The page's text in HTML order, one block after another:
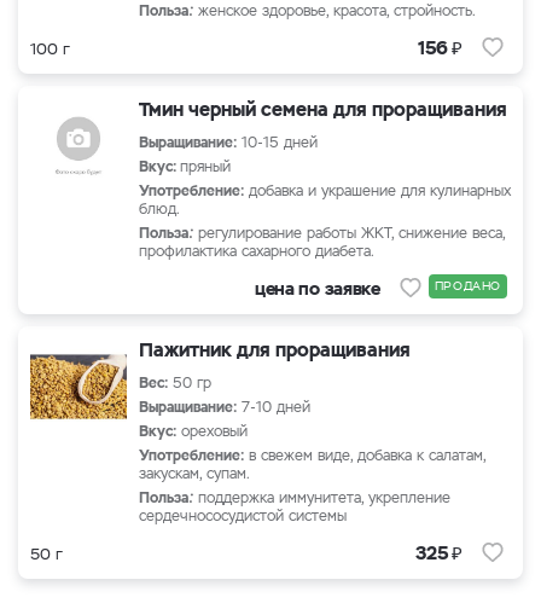
Польза: женское здоровье, красота, стройность.
100 г 156₽
Тмин черный семена для проращивания
Выращивание: 10-15 дней
Вкус:пряный
Употребление: добавка и украшение для кулинарных
блюд.
Польза: регулирование работы ЖКТ, снижение веса,
профилактика сахарного диабета.
цена по заявке ПРОДАНО
Пажитник для проращивания
Вес: 50 гр
Выращивание: 7-10 дней
Вкус: ореховый
Употребление: в свежем виде, добавка к салатам,
закускам, супам.
Польза: поддержка иммунитета, укрепление
сердечнососудистой системы
50 г 325₽